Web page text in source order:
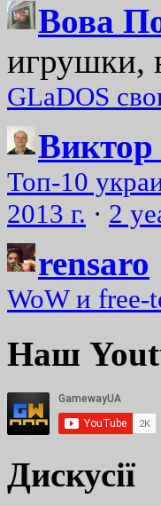
Вова
игрушки,
GLaDOS
Топ-10
2013 г. · 2
rensaro
WoW и free-
Наш
Дискусії